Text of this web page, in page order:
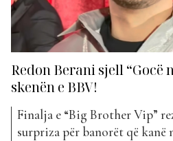
Redon Berani sjell “Gocë
skenën e BBV!
Finalja e “Big Brother Vip”
surpriza për banorët që